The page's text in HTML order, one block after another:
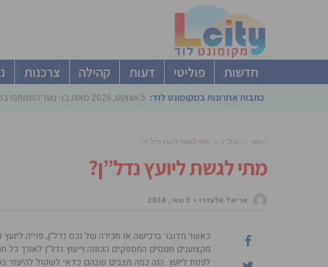
חדשות פוליטי דעות קהילה צרכנות
כתבות אחרונות במקומונט לוד: 5 אוגוסט, 2026 מאות בני נוער השתתפו
ראשי » נדל''ן » מתי לגשת ליועץ נדל”ן?
מתי לגשת ליועץ נדל”ן?
אריאל אלעזרי 5 מאי, 2024
כאשר מדובר ברכישה או מכירה של נכס נדל”ן, פנייה ליועץ
מקצוענים מנוסים המספקים הכוונה וייעוץ נדל”ן לאורך
לפנות ליועץ. הנה כמה מצבים שבהם כדאי לשקול להיעזר